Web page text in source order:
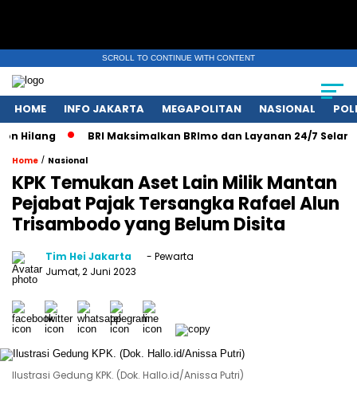
SCROLL TO CONTINUE WITH CONTENT
HOME INFO JAKARTA MEGAPOLITAN NASIONAL
Hilang BRI Maksimalkan BRImo dan Layanan 24/7 Selama
Home / Nasional
KPK Temukan Aset Lain Milik Mantan
Pejabat Pajak Tersangka Rafael Alun
Trisambodo yang Belum Disita
Tim Hei Jakarta
- Pewarta
Jumat, 2 Juni 2023
Ilustrasi Gedung KPK. (Dok. Hallo.id/Anissa Putri)